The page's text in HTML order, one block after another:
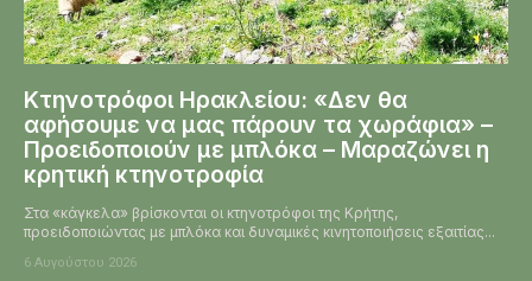
Κτηνοτρόφοι Ηρακλείου: «Δεν θα
αφήσουμε να μας πάρουν τα χωράφια» –
Προειδοποιούν με μπλόκα – Μαραζώνει η
κρητική κτηνοτροφία
Στα «κάγκελα» βρίσκονται οι κτηνοτρόφοι της Κρήτης,
προειδοποιώντας με μπλόκα και δυναμικές κινητοποιήσεις εξαιτίας...
6 Αυγούστου 2026